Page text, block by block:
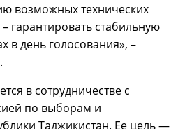
возможных технических
гарантировать стабильную
в день голосования», –
в сотрудничестве с
по выборам и
Таджикистан. Ее цель —